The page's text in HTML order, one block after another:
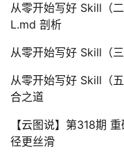
从零开始写好 Skill（
L.md 剖析
从零开始写好 Skill（
从零开始写好 Skill（
合之道
【云图说】第318期
径更丝滑